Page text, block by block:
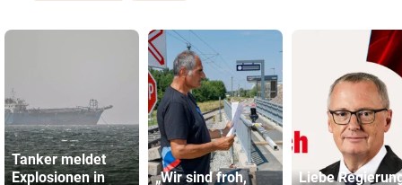
Tanker meldet
Explosionen in
„Wir sind froh,
Liebe